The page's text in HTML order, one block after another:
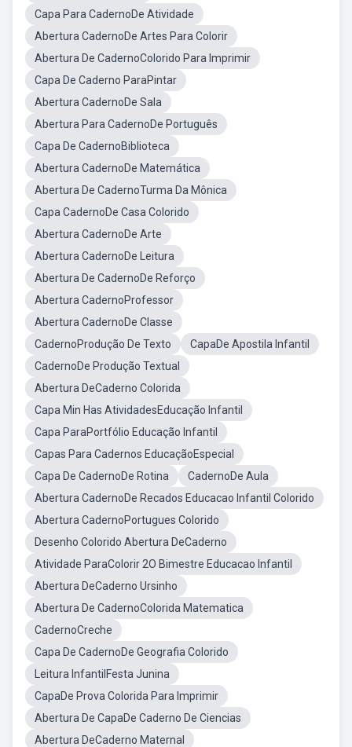
Capa Para CadernoDe Atividade
Abertura CadernoDe Artes Para Colorir
Abertura De CadernoColorido Para Imprimir
Capa De Caderno ParaPintar
Abertura CadernoDe Sala
Abertura Para CadernoDe Português
Capa De CadernoBiblioteca
Abertura CadernoDe Matemática
Abertura De CadernoTurma Da Mônica
Capa CadernoDe Casa Colorido
Abertura CadernoDe Arte
Abertura CadernoDe Leitura
Abertura De CadernoDe Reforço
Abertura CadernoProfessor
Abertura CadernoDe Classe
CadernoProdução De Texto
CapaDe Apostila Infantil
CadernoDe Produção Textual
Abertura DeCaderno Colorida
Capa Min Has AtividadesEducação Infantil
Capa ParaPortfólio Educação Infantil
Capas Para Cadernos EducaçãoEspecial
Capa De CadernoDe Rotina
CadernoDe Aula
Abertura CadernoDe Recados Educacao Infantil Colorido
Abertura CadernoPortugues Colorido
Desenho Colorido Abertura DeCaderno
Atividade ParaColorir 2O Bimestre Educacao Infantil
Abertura DeCaderno Ursinho
Abertura De CadernoColorida Matematica
CadernoCreche
Capa De CadernoDe Geografia Colorido
Leitura InfantilFesta Junina
CapaDe Prova Colorida Para Imprimir
Abertura De CapaDe Caderno De Ciencias
Abertura DeCaderno Maternal